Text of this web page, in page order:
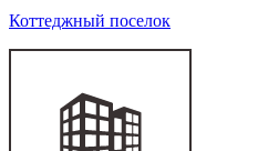
Коттеджный поселок